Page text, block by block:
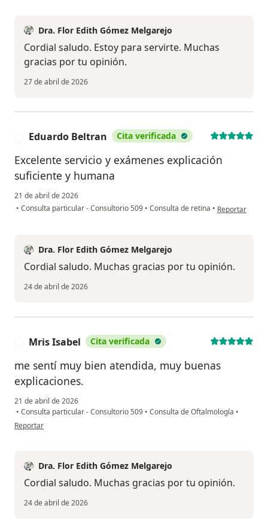
Dra. Flor Edith Gómez Melgarejo
Cordial saludo. Estoy para servirte. Muchas
gracias por tu opinión.
27 de abril de 2026
Eduardo Beltran Cita verificada
Excelente servicio y exámenes explicación
suficiente y humana
21 de abril de 2026
• Consulta particular - Consultorio 509 • Consulta de retina • en opinión del
Reportar
Dra. Flor Edith Gómez Melgarejo
Cordial saludo. Muchas gracias por tu opinión.
24 de abril de 2026
Mris Isabel Cita verificada
me sentí muy bien atendida, muy buenas
explicaciones.
21 de abril de 2026
• Consulta particular - Consultorio 509 • Consulta de Oftalmología •
en opinión del usuario Mris Isabel
Reportar
Dra. Flor Edith Gómez Melgarejo
Cordial saludo. Muchas gracias por tu opinión.
24 de abril de 2026